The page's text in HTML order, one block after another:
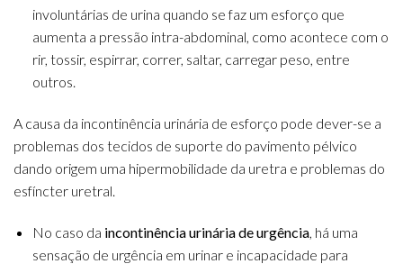
involuntárias de urina quando se faz um esforço que
aumenta a pressão intra-abdominal, como acontece com o
rir, tossir, espirrar, correr, saltar, carregar peso, entre
outros.
A causa da incontinência urinária de esforço pode dever-se a
problemas dos tecidos de suporte do pavimento pélvico
dando origem uma hipermobilidade da uretra e problemas do
esfíncter uretral.
No caso da incontinência urinária de urgência, há uma
sensação de urgência em urinar e incapacidade para